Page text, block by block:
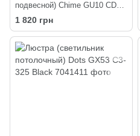
подвесной) Chime GU10 СD57-
400-3 Black
1 820 грн